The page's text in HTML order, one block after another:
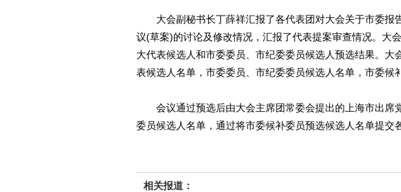
大会副秘书长丁薛祥汇报了各代表团对大会关于市委报
议(草案)的讨论及修改情况，汇报了代表提案审查情况。大
大代表候选人和市委委员、市纪委委员候选人预选结果。
表候选人名单，市委委员、市纪委委员候选人名单，市委候
会议通过预选后由大会主席团常委会提出的上海市出席
委员候选人名单，通过将市委候补委员预选候选人名单提交
相关报道：